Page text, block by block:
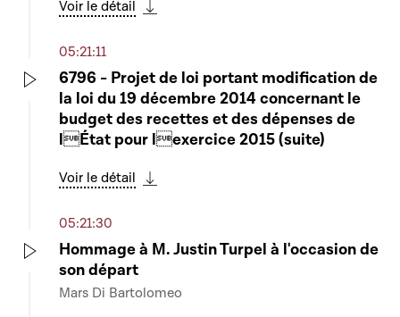
Voir le détail
05:21:11
6796 - Projet de loi portant modification de
la loi du 19 décembre 2014 concernant le
budget des recettes et des dépenses de
lÉtat pour lexercice 2015 (suite)
Voir le détail
05:21:30
Hommage à M. Justin Turpel à l'occasion de
son départ
Mars Di Bartolomeo